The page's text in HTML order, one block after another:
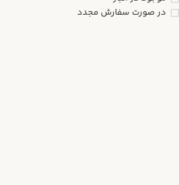
در صورت سفارش مجدد